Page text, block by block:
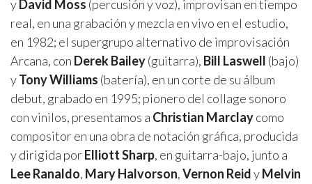
yDavid Moss (percusión y voz), improvisan en tiempo
real, en una grabación y mezcla en vivo en el estudio,
en 1982; el supergrupo alternativo de improvisación
Arcana, con Derek Bailey(guitarra), Bill Laswell (bajo)
yTony Williams (batería), en un corte de su álbum
debut, grabado en 1995; pionero del collage sonoro
con vinilos, presentamos a Christian Marclaycomo
compositor en una obra de notación gráfica, producida
y dirigida porElliott Sharp, en guitarra-bajo, junto a
Lee Ranaldo, Mary Halvorson,Vernon ReidyMelvin